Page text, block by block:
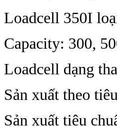
Loadcell 350I
Capacity: 300,
Loadcell dạng
Sản xuất theo
Sản xuất tiêu